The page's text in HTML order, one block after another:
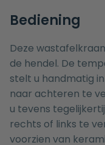
Bediening
Deze
de hendel. De
stelt u handmatig
naar achteren te
u tevens
rechts of links te
voorzien van